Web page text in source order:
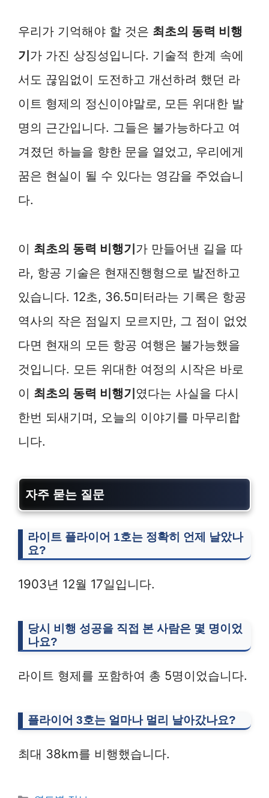
우리가 기억해야 할 것은 최초의 동력 비행
기가 가진 상징성입니다. 기술적 한계 속에
서도 끊임없이 도전하고 개선하려 했던 라
이트 형제의 정신이야말로, 모든 위대한 발
명의 근간입니다. 그들은 불가능하다고 여
겨졌던 하늘을 향한 문을 열었고, 우리에게
꿈은 현실이 될 수 있다는 영감을 주었습니
다.
이 최초의 동력 비행기가 만들어낸 길을 따
라, 항공 기술은 현재진행형으로 발전하고
있습니다. 12초, 36.5미터라는 기록은 항공
역사의 작은 점일지 모르지만, 그 점이 없었
다면 현재의 모든 항공 여행은 불가능했을
것입니다. 모든 위대한 여정의 시작은 바로
이 최초의 동력 비행기였다는 사실을 다시
한번 되새기며, 오늘의 이야기를 마무리합
니다.
자주 묻는 질문
라이트 플라이어 1호는 정확히 언제 날았나
요?
1903년 12월 17일입니다.
당시 비행 성공을 직접 본 사람은 몇 명이었
나요?
라이트 형제를 포함하여 총 5명이었습니다.
플라이어 3호는 얼마나 멀리 날아갔나요?
최대 38km를 비행했습니다.